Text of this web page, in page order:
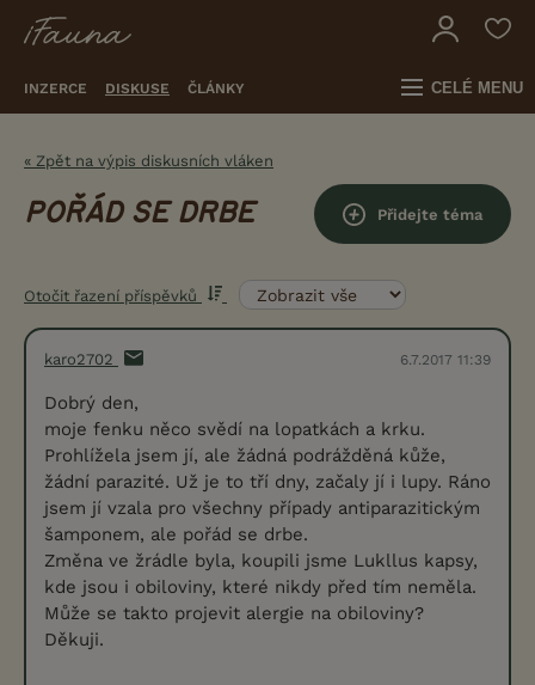
INZERCE DISKUSE ČLÁNKY CELÉ MENU
« Zpět na výpis diskusních vláken
POŘÁD SE DRBE Přidejte téma
Otočit řazení příspěvků
karo2702 6.7.2017 11:39
Dobrý den,
moje fenku něco svědí na lopatkách a krku.
Prohlížela jsem jí, ale žádná podrážděná kůže,
žádní parazité. Už je to tří dny, začaly jí i lupy. Ráno
jsem jí vzala pro všechny případy antiparazitickým
šamponem, ale pořád se drbe.
Změna ve žrádle byla, koupili jsme Lukllus kapsy,
kde jsou i obiloviny, které nikdy před tím neměla.
Může se takto projevit alergie na obiloviny?
Děkuji.